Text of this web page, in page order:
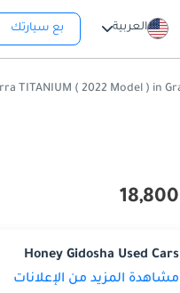
العربية بع سيارتك
Honey Gidosha Used Cars
مشاهدة المزيد من الإعلانات